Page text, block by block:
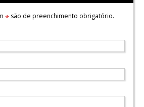
*são de preenchimento obrigatório.